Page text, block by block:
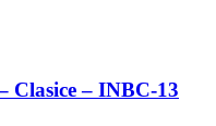
Clasice – INBC-13